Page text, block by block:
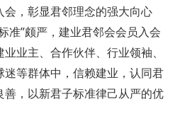
，彰显君邻理念的强大向心
准”颇严，建业君邻会会员入会
业主、合作伙伴、行业领袖、
等群体中，信赖建业，认同君
，以新君子标准律己从严的优